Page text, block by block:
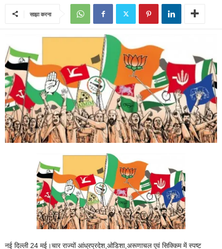
साझा करना
नई दिल्ली 24 मई।चार राज्यों आंध्रप्रदेश,ओडिशा,अरूणाचल एवं सिक्किम में स्‍पष्‍ट